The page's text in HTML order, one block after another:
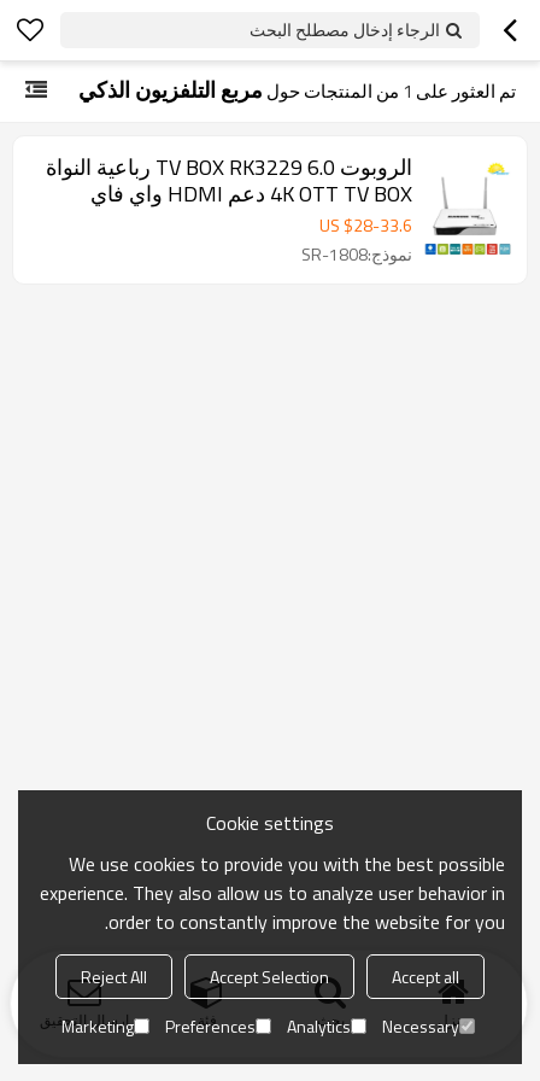
الرجاء إدخال مصطلح البحث
تم العثور على 1 من المنتجات حول مربع التلفزيون الذكي
الروبوت 6.0 TV BOX RK3229 رباعية النواة
4K OTT TV BOX دعم HDMI واي فاي
H.265 3D إيثرنت
US $28-33.6
نموذج:SR-1808
منزل بحث فئة ارسال التحقيق
Cookie settings
We use cookies to provide you with the best possible
experience. They also allow us to analyze user behavior in
order to constantly improve the website for you.
Accept all
Accept Selection
Reject All
Necessary
Analytics
Preferences
Marketing